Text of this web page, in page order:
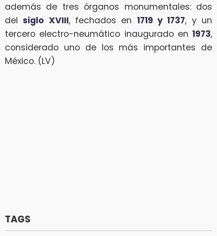
además de tres órganos monumentales: dos
delsiglo XVIII, fechados en 1719 y 1737, y un
tercero electro-neumático inaugurado en 1973,
considerado uno de los más importantes de
México. (LV)
TAGS